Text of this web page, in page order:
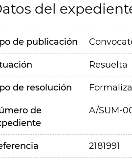
del
de publicación
Resuelta
de resolución
de
A/SUM-
2181991